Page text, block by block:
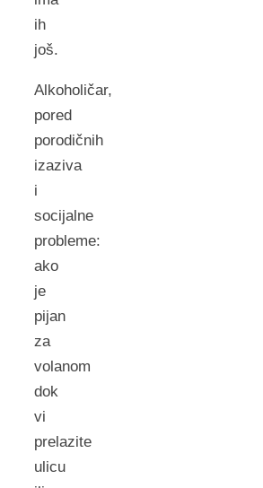
ih
još.
Alkoholičar,
pored
porodičnih
izaziva
i
socijalne
probleme:
ako
je
pijan
za
volanom
dok
vi
prelazite
ulicu